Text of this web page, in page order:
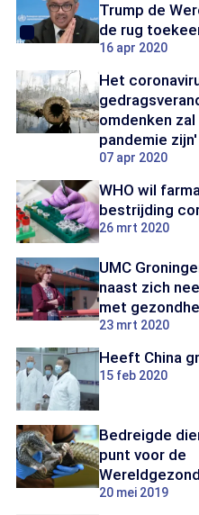
Trump de
de rug
16 apr 2020
Het
omdenken
pandemie zijn'
07 apr 2020
WHO wil
bestrijding
26 mrt 2020
UMC
naast zich
met
23 mrt 2020
Heeft China
15 feb 2020
Bedreigde
punt voor de
20 mei 2019